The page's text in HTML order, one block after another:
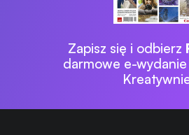
Zapisz się i odbierz
darmowe e-